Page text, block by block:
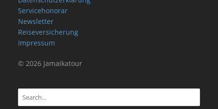
Servicehonorar
Newsletter
Reiseversicherung
Impressum
© 2026 Jamaikatour